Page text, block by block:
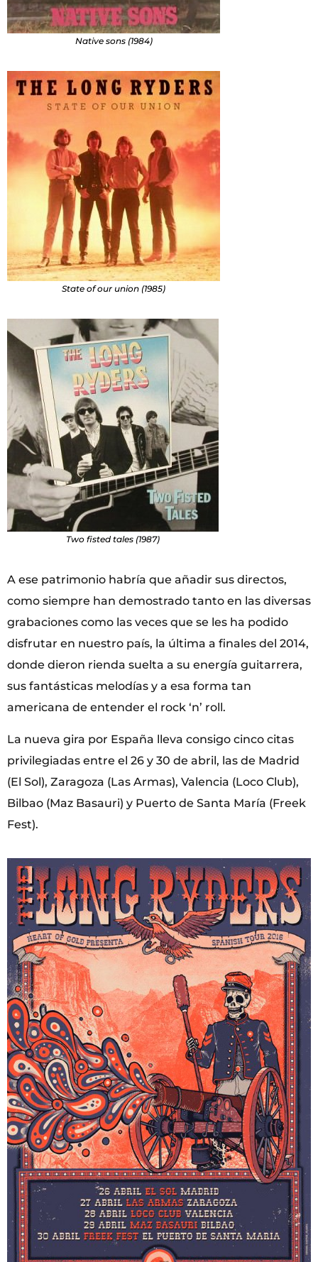
Native sons (1984)
State of our union (1985)
Two fisted tales (1987)
A ese patrimonio habría que añadir sus directos,
como siempre han demostrado tanto en las diversas
grabaciones como las veces que se les ha podido
disfrutar en nuestro país, la última a finales del 2014,
donde dieron rienda suelta a su energía guitarrera,
sus fantásticas melodías y a esa forma tan
americana de entender el rock ‘n’ roll.
La nueva gira por España lleva consigo cinco citas
privilegiadas entre el 26 y 30 de abril, las de Madrid
(El Sol), Zaragoza (Las Armas), Valencia (Loco Club),
Bilbao (Maz Basauri) y Puerto de Santa María (Freek
Fest).